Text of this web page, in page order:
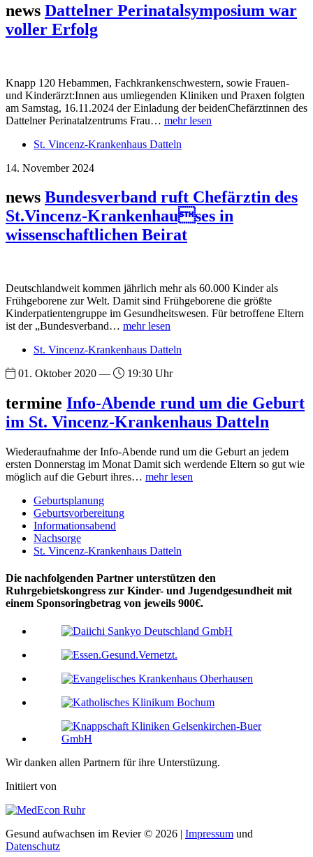
news Dattelner Perinatalsymposium war
voller Erfolg
Knapp 120 Hebammen, Fachkrankenschwestern, sowie Frauen-
und Kinderärzt:Innen aus umliegenden Kliniken und Praxen folgten
am Samstag, 16.11.2024 der Einladung der beidenChefärztinnen des
Dattelner Perinatalzentrums Frau… mehr lesen
St. Vincenz-Krankenhaus Datteln
14. November 2024
news Bundesverband ruft Chefärztin des
St.Vincenz-Krankenhauses in
wissenschaftlichen Beirat
Deutschlandweit kommen jährlich mehr als 60.000 Kinder als
Frühgeborene zur Welt. Damit sind Frühgeborene die größte
Kinderpatientengruppe im Gesundheitswesen. Für betroffene Eltern
ist der „Bundesverband… mehr lesen
St. Vincenz-Krankenhaus Datteln
01. Oktober 2020 —
19:30 Uhr
termine Info-Abende rund um die Geburt
im St. Vincenz-Krankenhaus Datteln
Wiederaufnahme der Info-Abende rund um die Geburt an jedem
ersten Donnerstag im Monat Damit sich werdende Eltern so gut wie
möglich auf die Geburt ihres… mehr lesen
Geburtsplanung
Geburtsvorbereitung
Informationsabend
Nachsorge
St. Vincenz-Krankenhaus Datteln
Die nachfolgenden Partner unterstützen den
Ruhrgebietskongress zur Kinder- und Jugendgesundheit mit
einem Sponsoringbetrag von jeweils 900€.
Wir danken allen Partnern für ihre Unterstüzung.
Initiiert von
Gesund aufwachsen im Revier © 2026 | Impressum und
Datenschutz